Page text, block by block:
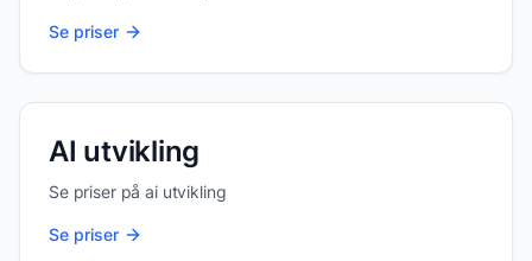
Se priser
AI utvikling
Se priser påai utvikling
Se priser